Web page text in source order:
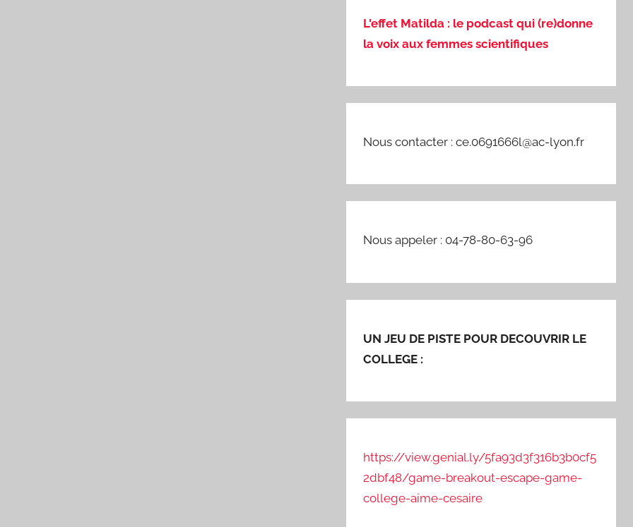
L'effet Matilda : le podcast qui (re)donne
la voix aux femmes scientifiques
Nous contacter : ce.0691666l@ac-lyon.fr
Nous appeler : 04-78-80-63-96
UN JEU DE PISTE POUR DECOUVRIR LE
COLLEGE :
https://view.genial.ly/5fa93d3f316b3b0cf5
2dbf48/game-breakout-escape-game-
college-aime-cesaire